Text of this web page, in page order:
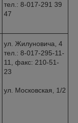
тел.: 8-017-291 39
47
ул. Жилуновича, 4
тел.: 8-017-295-11-
11, факс: 210-51-
23
ул. Московская, 1/2